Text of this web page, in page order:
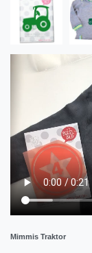
Mimmis Traktor